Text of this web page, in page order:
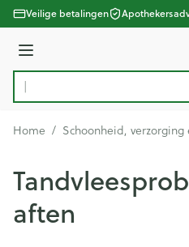
Ga naar de inhoud
Veilige betalingen
Menu
Product, merk, categorie...
Home / Schoonheid, verzorging
aften